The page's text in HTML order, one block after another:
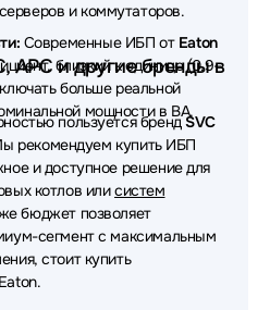
питания (ИБП - UPS)
Sven
питания (ИБП - UPS)
питания (ИБП - UPS)
Tripp-Lite
питания (ИБП - UPS)
питания (ИБП - UPS)
ABB
и коммутаторов.
Современные ИБП от Eaton
близкий к единице (0.9–
больше реальной
мощности в ВА.
APC и другие бренды в
пользуется брендSVC
рекомендуем купить ИБП
и доступное решение для
котлов илисистем
бюджет позволяет
сегмент с максимальным
стоит купить